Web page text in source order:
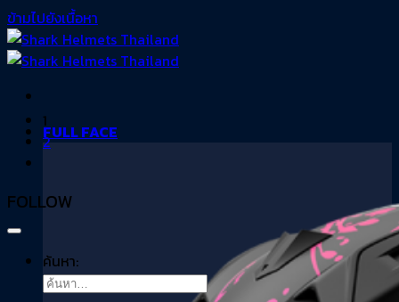
ข้ามไปยังเนื้อหา
FULL FACE
1
2
FOLLOW
ค้นหา: